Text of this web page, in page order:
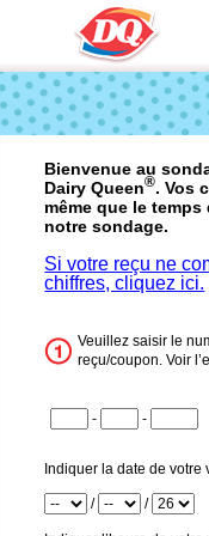
Bienvenue au
Dairy Queen®. Vos
même que le
notre sondage.
Si votre reçu ne
chiffres, cliquez ici.
Veuillez saisir le
reçu/coupon. Voir
-
-
Indiquer la date de votre
Mois
/
/